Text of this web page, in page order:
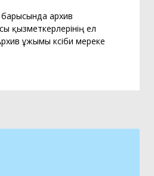
барысында архив
қызметкерлерінің ел
ұжымы кәсіби мереке